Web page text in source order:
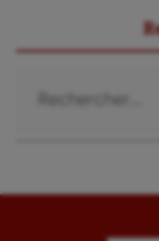
Tir
Tir à
UNSS